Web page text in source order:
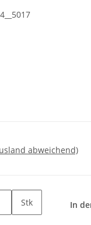
abweichend)
Stk In